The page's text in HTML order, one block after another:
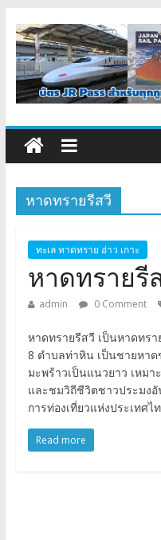
หาดทรายรีสวี
ทะเล หาดทราย อ่าว เกาะ
หาดทรายรี
admin 0 Comment
หาดทรายรีสวี เป็นหาดทร
8 ตำบลท่าหิน เป็นชายหา
มะพร้าวเป็นแนวยาว เหม
และชมวิถีชีวิตชาวประมงอั
การท่องเที่ยวแห่งประเทศไ
Read more